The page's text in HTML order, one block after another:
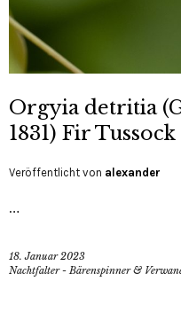
Orgyia detritia
1831) Fir
Veröffentlicht von alexander
…
18. Januar 2023
Nachtfalter - Bärenspinner &